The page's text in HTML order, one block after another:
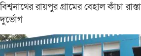
বিশ্বনাথের রায়পুর গ্রামের বেহাল কাঁচা
দুর্ভোগ